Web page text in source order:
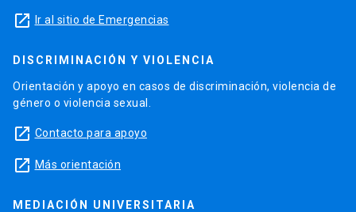
launch Ir al sitio de Emergencias
DISCRIMINACIÓN Y VIOLENCIA
Orientación y apoyo en casos de discriminación, violencia de
género o violencia sexual.
launch Contacto para apoyo
launch Más orientación
MEDIACIÓN UNIVERSITARIA